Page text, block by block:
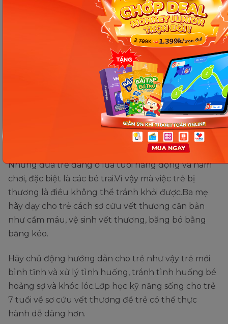
pháp tự bản thân có thể xử lý khi ở trong trường
Kết hợp theo đó bố mẹ hãy dạy cho trẻ ngay từ nhỏ
như không được nhận đồ của người lớn, không
được nghe lời và đi theo họ.Dạy cho trẻ rằng cơ thể
của trẻ là quý giá bất kỳ ai cũng không có quyền
Kỹ năng sơ cứu vết thương
Những đứa trẻ đang ở lứa tuổi năng động và ham
chơi, đặc biệt là các bé trai.Vì vậy mà việc trẻ bị
thương là điều không thể tránh khỏi được.Ba mẹ
hãy dạy cho trẻ cách sơ cứu vết thương căn bản
như cầm máu, vệ sinh vết thương, băng bó bằng
băng kéo.
Hãy chủ động hướng dẫn cho trẻ như vậy trẻ mới
bình tĩnh và xử lý tình huống, tránh tình huống bé
hoảng sợ và khóc lóc.Lớp học kỹ năng sống cho trẻ
7 tuổi về sơ cứu vết thương để trẻ có thể thực
hành dễ dàng hơn.